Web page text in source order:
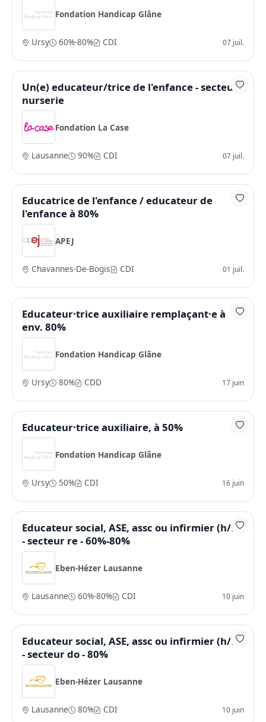
Fondation Handicap Glâne
Ursy 60%-80% CDI 07 juil.
Un(e) educateur/trice de l'enfance - secteur
nurserie
Fondation La Case
Lausanne 90% CDI 07 juil.
Educatrice de l'enfance / educateur de
l'enfance à 80%
APEJ
Chavannes-De-Bogis CDI 01 juil.
Educateur·trice auxiliaire remplaçant·e à
env. 80%
Fondation Handicap Glâne
Ursy 80% CDD 17 juin
Educateur·trice auxiliaire, à 50%
Fondation Handicap Glâne
Ursy 50% CDI 16 juin
Educateur social, ASE, assc ou infirmier (h/f)
- secteur re - 60%-80%
Eben-Hézer Lausanne
Lausanne 60%-80% CDI 10 juin
Educateur social, ASE, assc ou infirmier (h/f)
- secteur do - 80%
Eben-Hézer Lausanne
Lausanne 80% CDI 10 juin